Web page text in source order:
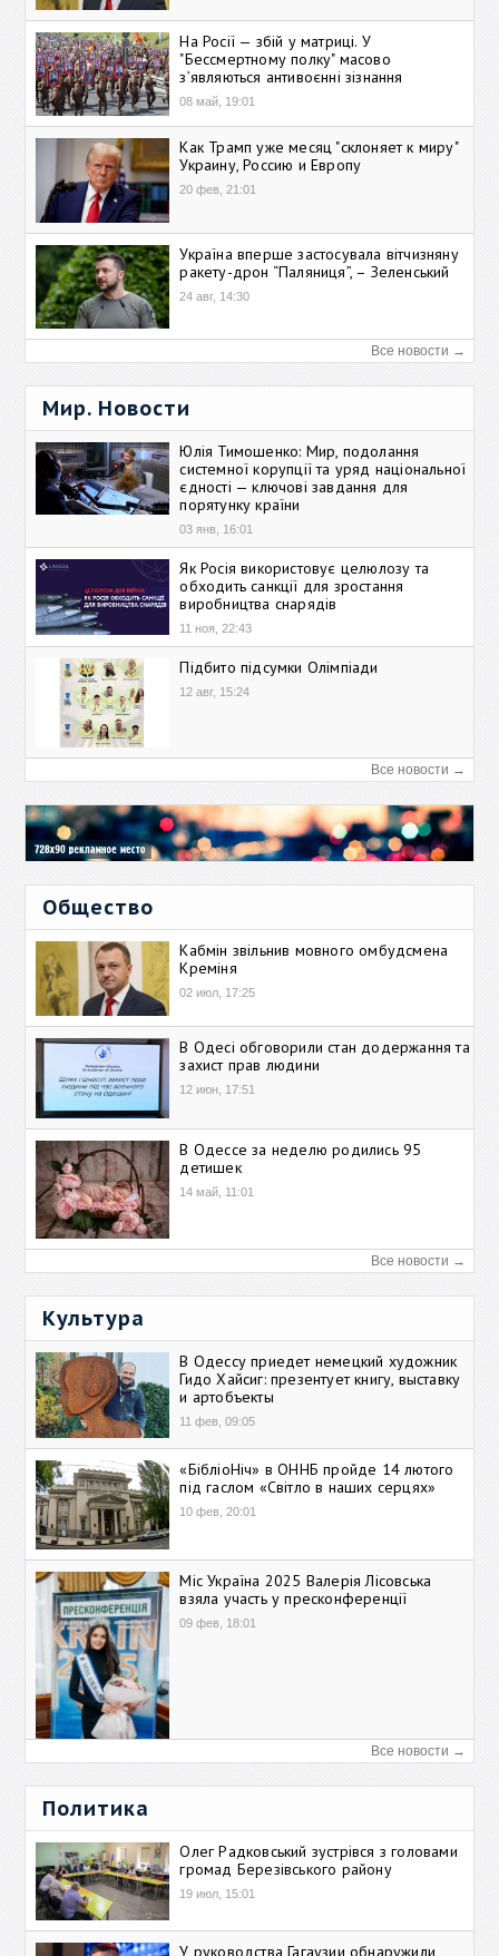
На Росії — збій у матриці. У
"Бессмертному полку" масово
зʼявляються антивоєнні зізнання
08 май, 19:01
Как Трамп уже месяц "склоняет к миру"
Украину, Россию и Европу
20 фев, 21:01
Україна вперше застосувала вітчизняну
ракету-дрон “Паляниця”, – Зеленський
24 авг, 14:30
Все новости →
Мир. Новости
Юлія Тимошенко: Мир, подолання
системної корупції та уряд національної
єдності — ключові завдання для
порятунку країни
03 янв, 16:01
Як Росія використовує целюлозу та
обходить санкції для зростання
виробництва снарядів
11 ноя, 22:43
Підбито підсумки Олімпіади
12 авг, 15:24
Все новости →
Общество
Кабмін звільнив мовного омбудсмена
Креміня
02 июл, 17:25
В Одесі обговорили стан додержання та
захист прав людини
12 июн, 17:51
В Одессе за неделю родились 95
детишек
14 май, 11:01
Все новости →
Культура
В Одессу приедет немецкий художник
Гидо Хайсиг: презентует книгу, выставку
и артобъекты
11 фев, 09:05
«БібліоНіч» в ОННБ пройде 14 лютого
під гаслом «Світло в наших серцях»
10 фев, 20:01
Міс Україна 2025 Валерія Лісовська
взяла участь у пресконференції
09 фев, 18:01
Все новости →
Политика
Олег Радковський зустрівся з головами
громад Березівського району
19 июл, 15:01
У руководства Гагаузии обнаружили